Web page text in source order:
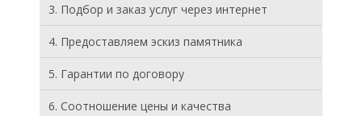
3. Подбор и заказ услуг через интернет
4. Предоставляем эскиз памятника
5. Гарантии по договору
6. Соотношение цены и качества